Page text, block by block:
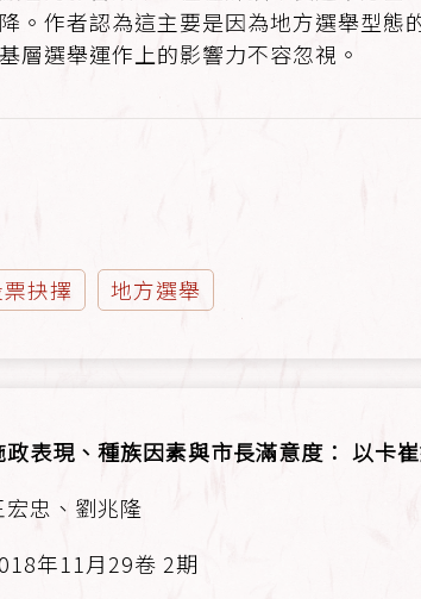
。作者認為這主要是因為地方選舉型
層選舉運作上的影響力不容忽視。
抉擇 地方選舉
政表現、種族因素與市長滿意度： 以卡
宏忠、劉兆隆
年11月29卷 2期